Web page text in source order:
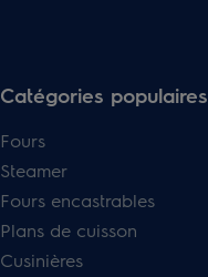
Catégories populaires
Fours
Steamer
Fours encastrables
Plans de cuisson
Cusinières